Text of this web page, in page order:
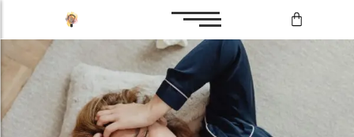
Bilan de compétences
Reconversion professionnelle